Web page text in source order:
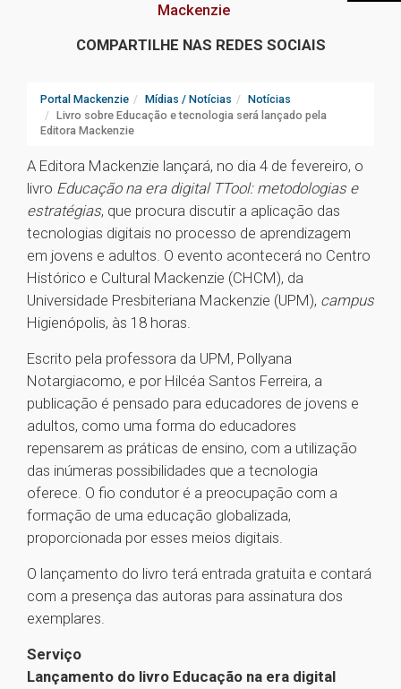
Mackenzie
COMPARTILHE NAS REDES SOCIAIS
Portal Mackenzie Mídias / Notícias
Notícias
Livro sobre Educação e tecnologia será lançado pela
Editora Mackenzie
A Editora Mackenzie lançará, no dia 4 de fevereiro, o
livro Educação na era digital TTool: metodologias e
estratégias, que procura discutir a aplicação das
tecnologias digitais no processo de aprendizagem
em jovens e adultos. O evento acontecerá no Centro
Histórico e Cultural Mackenzie (CHCM), da
Universidade Presbiteriana Mackenzie (UPM), campus
Higienópolis, às 18 horas.
Escrito pela professora da UPM, Pollyana
Notargiacomo, e por Hilcéa Santos Ferreira, a
publicação é pensado para educadores de jovens e
adultos, como uma forma do educadores
repensarem as práticas de ensino, com a utilização
das inúmeras possibilidades que a tecnologia
oferece. O fio condutor é a preocupação com a
formação de uma educação globalizada,
proporcionada por esses meios digitais.
O lançamento do livro terá entrada gratuita e contará
com a presença das autoras para assinatura dos
exemplares.
Serviço
Lançamento do livro Educação na era digital